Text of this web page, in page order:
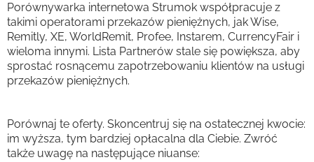
Porównywarka internetowa Strumok współpracuje z
takimi operatorami przekazów pieniężnych, jak Wise,
Remitly, XE, WorldRemit, Profee, Instarem, CurrencyFair i
wieloma innymi. Lista Partnerów stale się powiększa, aby
sprostać rosnącemu zapotrzebowaniu klientów na usługi
przekazów pieniężnych.
Porównaj te oferty. Skoncentruj się na ostatecznej kwocie:
im wyższa, tym bardziej opłacalna dla Ciebie. Zwróć
także uwagę na następujące niuanse: